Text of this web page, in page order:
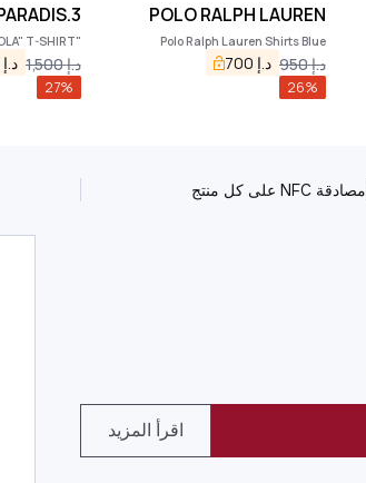
POLO RALPH LAUREN
Polo Ralph Lauren Shirts Blue
د.إ950 د.إ 700
26%
3.PARADIS
"COCA COLA" T-SHIRT
د.إ1,500 د.إ
27%
مصادقة NFC على كل منتج
اقرأ المزيد